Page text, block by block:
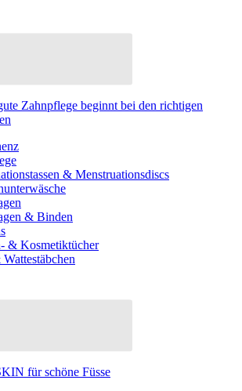
Zahnpflege beginnt bei den richtigen
& Menstruationsdiscs
& Binden
& Kosmetiktücher
für schöne Füsse